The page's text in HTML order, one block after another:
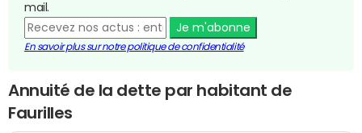
mail.
Je m'abonne
En savoir plus sur notre politique de confidentialité
Annuité de la dette par habitant de
Faurilles